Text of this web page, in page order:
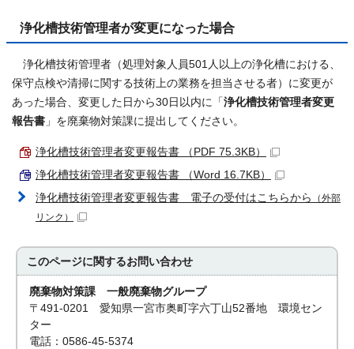
浄化槽技術管理者が変更になった場合
浄化槽技術管理者（処理対象人員501人以上の浄化槽における、
保守点検や清掃に関する技術上の業務を担当させる者）に変更が
あった場合、変更した日から30日以内に「 浄化槽技術管理者変更
報告書 」を廃棄物対策課に提出してください。
浄化槽技術管理者変更報告書 （PDF 75.3KB）
浄化槽技術管理者変更報告書 （Word 16.7KB）
浄化槽技術管理者変更報告書 電子の受付はこちらから
（外部
リンク）
このページに関するお問い合わせ
廃棄物対策課 一般廃棄物グループ
〒491-0201 愛知県一宮市奥町字六丁山52番地 環境セン
ター
電話：0586-45-5374